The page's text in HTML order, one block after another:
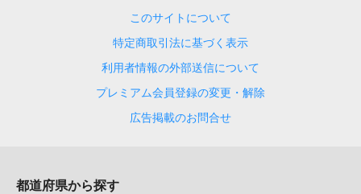
このサイトについて
特定商取引法に基づく表示
利用者情報の外部送信について
プレミアム会員登録の変更・解除
広告掲載のお問合せ
都道府県から探す